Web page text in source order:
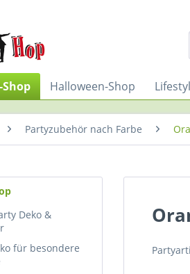
Halloween-Shop
Partyzubehör nach Farbe
Deko &
für besondere